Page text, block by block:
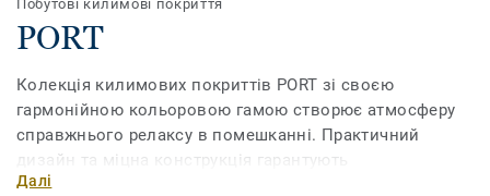
Побутові килимові покриття
PORT
Колекція килимових покриттів PORT зі своєю
гармонійною кольоровою гамою створює атмосферу
справжнього релаксу в помешканні. Практичний
дизайн та міцна конструкція гарантують
невибагливість у догляді та тривалий строк
Далі